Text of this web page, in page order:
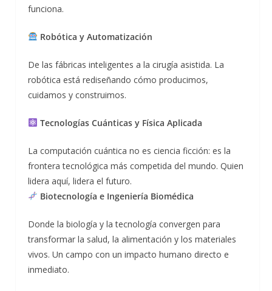
funciona.
Robótica y Automatización
De las fábricas inteligentes a la cirugía asistida. La
robótica está rediseñando cómo producimos,
cuidamos y construimos.
Tecnologías Cuánticas y Física Aplicada
La computación cuántica no es ciencia ficción: es la
frontera tecnológica más competida del mundo. Quien
lidera aquí, lidera el futuro.
Biotecnología e Ingeniería Biomédica
Donde la biología y la tecnología convergen para
transformar la salud, la alimentación y los materiales
vivos. Un campo con un impacto humano directo e
inmediato.